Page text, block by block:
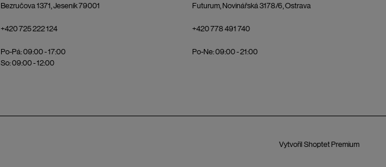
Bezručova 1371, Jeseník 79001
+420 725 222 124
Po-Pá: 09:00 - 17:00
So: 09:00 - 12:00
Futurum, Novinářská 3178/6, Ostrava
+420 778 491 740
Po-Ne: 09:00 - 21:00
Vytvořil Shoptet Premium